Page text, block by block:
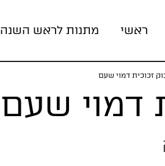
ראשי מתנות לראש השנה
זכוכית דמוי שעם
דמוי שעם